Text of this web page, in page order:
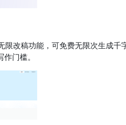
限改稿功能，可免费无限次生成千
门槛。